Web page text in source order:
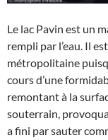
Le lac Pavin est un
rempli par l’eau. Il
métropolitaine
cours d’une
remontant à la
souterrain,
a fini par sauter